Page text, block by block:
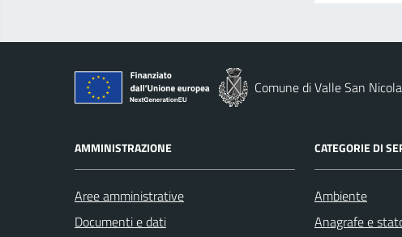
Comune di Valle San
AMMINISTRAZIONE
Aree amministrative
Documenti e dati
CATEGORIE DI
Ambiente
Anagrafe e